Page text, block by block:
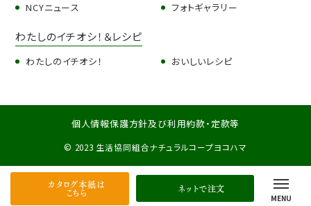
NCYニュース
フォトギャラリー
わたしのイチオシ！＆レシピ
わたしのイチオシ！ おいしいレシピ
個人情報保護方針及び利用約款・定款等
© 2023 生活協同組合ナチュラルコープヨコハマ
カタログ本紙は
こちら ネットで注文
MENU